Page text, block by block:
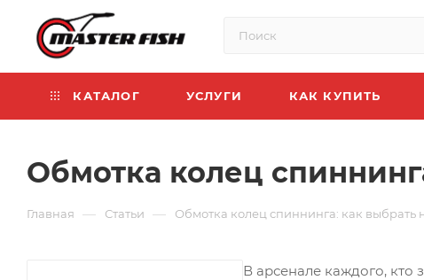
КАТАЛОГ УСЛУГИ КАК КУПИТЬ
Обмотка колец
Главная — Статьи — Обмотка колец спиннинга: как выбрать
В арсенале каждого,